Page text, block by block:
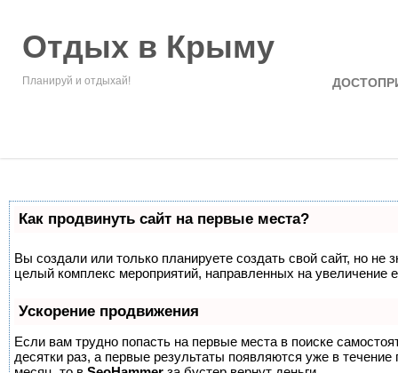
Отдых в Крыму
Планируй и отдыхай!
Как продвинуть сайт на первые места?
Вы создали или только планируете создать свой сайт, но не
целый комплекс мероприятий, направленных на увеличение
Ускорение продвижения
Если вам трудно попасть на первые места в поиске
десятки раз, а первые результаты появляются уже в